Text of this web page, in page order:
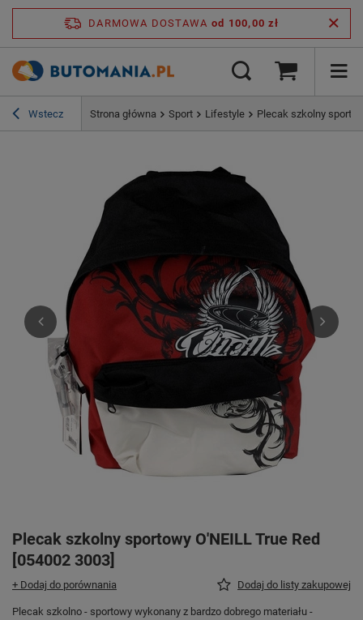
DARMOWA DOSTAWA od 100,00 zł
Wstecz Strona główna Sport Lifestyle Plecak szkolny
Plecak szkolny sportowy O'NEILL True Red
[054002 3003]
+ Dodaj do porównania Dodaj do listy zakupowej
Plecak szkolno - sportowy wykonany z bardzo dobrego materiału -